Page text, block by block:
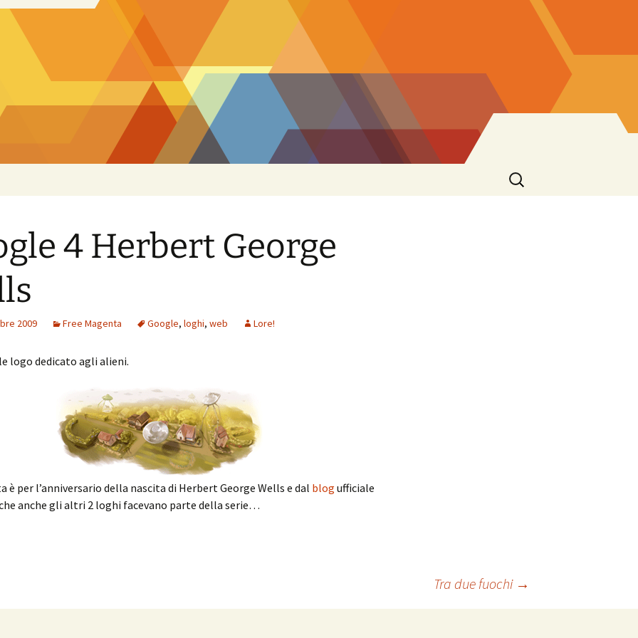
Ricerca
per:
4 Herbert George
2009 Free Magenta Google, loghi, web Lore!
logo dedicato agli alieni.
è per l’anniversario della nascita di Herbert George Wells e dal blog ufficiale
anche gli altri 2 loghi facevano parte della serie…
Tra due fuochi →